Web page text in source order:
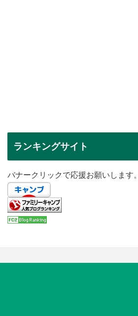
ランキングサイト
バナークリックで応援お願いします。